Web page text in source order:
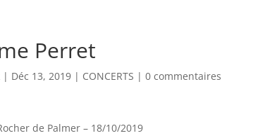
Perret
| Déc 13, 2019 | CONCERTS |0 commentaires
de Palmer – 18/10/2019